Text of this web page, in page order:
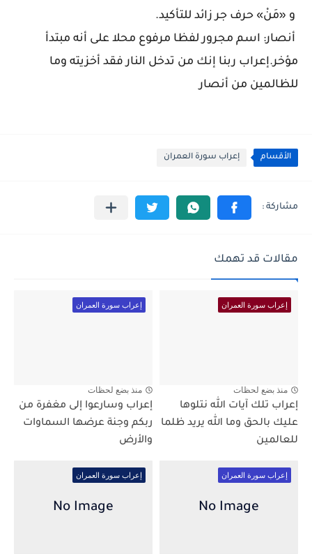
و «مَنْ» حرف جر زائد للتأكيد.
أنصار: اسم مجرور لفظا مرفوع محلا على أنه مبتدأ
مؤخر.إعراب ربنا إنك من تدخل النار فقد أخزيته وما
للظالمين من أنصار
الأقسام إعراب سورة العمران
مقالات قد تهمك
إعراب سورة العمران
منذ بضع لحظات
إعراب تلك آيات الله نتلوها
عليك بالحق وما الله يريد ظلما
للعالمين
إعراب سورة العمران
منذ بضع لحظات
إعراب وسارعوا إلى مغفرة من
ربكم وجنة عرضها السماوات
والأرض
إعراب سورة العمران إعراب سورة العمران